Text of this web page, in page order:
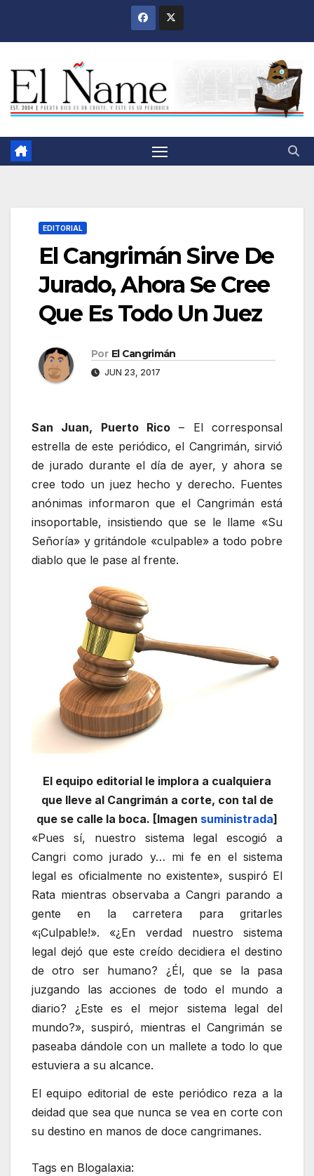
EDITORIAL
El Cangrimán Sirve De
Jurado, Ahora Se Cree
Que Es Todo Un Juez
Por El Cangrimán
JUN 23, 2017
San Juan, Puerto Rico – El corresponsal
estrella de este periódico, el Cangrimán, sirvió
de jurado durante el día de ayer, y ahora se
cree todo un juez hecho y derecho. Fuentes
anónimas informaron que el Cangrimán está
insoportable, insistiendo que se le llame «Su
Señoría» y gritándole «culpable» a todo pobre
diablo que le pase al frente.
El equipo editorial le implora a cualquiera
que lleve al Cangrimán a corte, con tal de
que se calle la boca. [Imagen suministrada]
«Pues sí, nuestro sistema legal escogió a
Cangri como jurado y… mi fe en el sistema
legal es oficialmente no existente», suspiró El
Rata mientras observaba a Cangri parando a
gente en la carretera para gritarles
«¡Culpable!». «¿En verdad nuestro sistema
legal dejó que este creído decidiera el destino
de otro ser humano? ¿Él, que se la pasa
juzgando las acciones de todo el mundo a
diario? ¿Este es el mejor sistema legal del
mundo?», suspiró, mientras el Cangrimán se
paseaba dándole con un mallete a todo lo que
estuviera a su alcance.
El equipo editorial de este periódico reza a la
deidad que sea que nunca se vea en corte con
su destino en manos de doce cangrimanes.
Tags en Blogalaxia: